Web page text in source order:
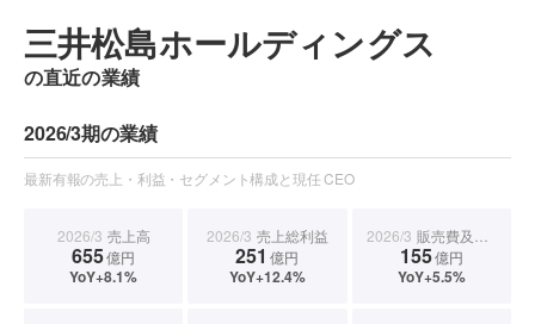
三井松島ホールディングス
の直近の業績
2026/3期の業績
最新有報の売上・利益・セグメント構成と現任 CEO
2026/3 売上高
655億円
YoY+8.1%
2026/3 売上総利益
251 億円
YoY+12.4%
2026/3 販売費及び一般管理費
155億円
YoY+5.5%